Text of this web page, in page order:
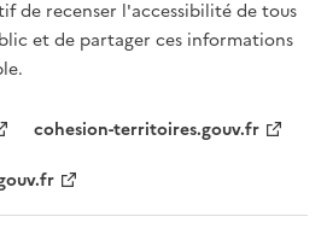
de recenser l'accessibilité de tous
et de partager ces informations
cohesion-territoires.gouv.fr